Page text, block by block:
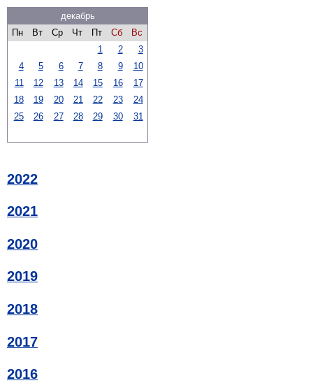
декабрь
Пн
Вт Ср Чт Пт Сб
Вс
1
2
3
4
5 6 7 8 9
10
11
12 13 14 15 16
17
18
19 20 21 22 23
24
25
26 27 28 29 30 31
2022
2021
2020
2019
2018
2017
2016